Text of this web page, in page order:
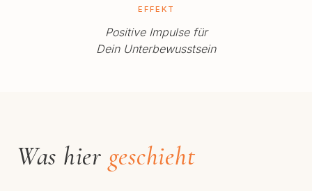
EFFEKT
Positive Impulse für
Dein Unterbewusstsein
Was hier geschieht